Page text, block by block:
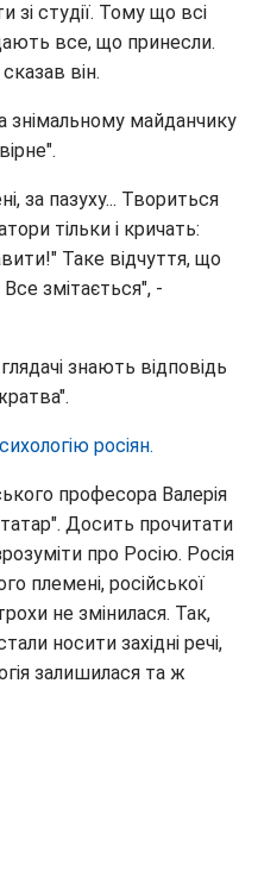
зі студії. Тому що всі
все, що принесли.
він.
знімальному майданчику
за пазуху... Твориться
тільки і кричать:
Таке відчуття, що
змітається", -
знають відповідь
росіян.
професора Валерія
татар". Досить прочитати
про Росію. Росія
племені, російської
не змінилася. Так,
носити західні речі,
залишилася та ж